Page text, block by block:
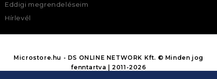
Eddigi megrendeléseim
Hírlevél
Microstore.hu - DS ONLINE NETWORK Kft. © Minden jog
fenntartva | 2011-2026